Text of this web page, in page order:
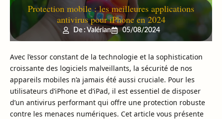
Protection mobile : les meilleures applications
antivirus pour iPhone en 2024
De : Valérian 05/08/2024
Avec l’essor constant de la technologie et la sophistication
croissante des logiciels malveillants, la sécurité de nos
appareils mobiles n’a jamais été aussi cruciale. Pour les
utilisateurs d’iPhone et d’iPad, il est essentiel de disposer
d’un antivirus performant qui offre une protection robuste
contre les menaces numériques. Cet article vous présente